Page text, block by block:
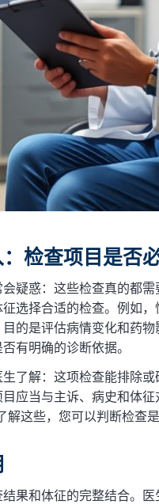
检查项目是否
疑惑：这些检查真的都
选择合适的检查。例如
的是评估病情变化和药
有明确的诊断依据。
了解：这项检查能排除
应当与主诉、病史和体
这些，您可以判断检查
果和体征的完整结合。